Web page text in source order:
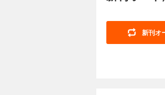
新刊オ